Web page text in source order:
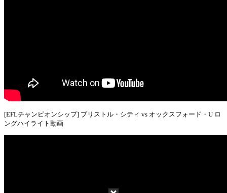
[EFLチャンピオンシップ] ブリストル・シティ vs オックスフォード・U ロ
ングハイライト動画